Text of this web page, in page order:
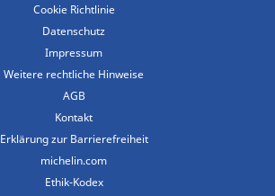
Cookie Richtlinie
Datenschutz
Impressum
Weitere rechtliche Hinweise
AGB
Kontakt
Erklärung zur Barrierefreiheit
michelin.com
Ethik-Kodex